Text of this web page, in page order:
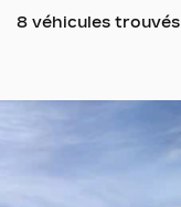
8 véhicules trouvés